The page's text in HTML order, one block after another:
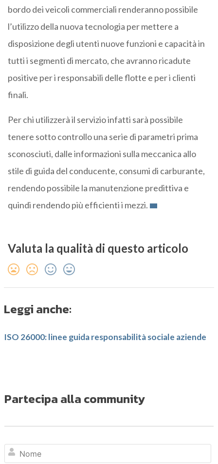
bordo dei veicoli commerciali renderanno possibile
l’utilizzo della nuova tecnologia per mettere a
disposizione degli utenti nuove funzioni e capacità in
tutti i segmenti di mercato, che avranno ricadute
positive per i responsabili delle flotte e per i clienti
finali.
Per chi utilizzerà il servizio infatti sarà possibile
tenere sotto controllo una serie di parametri prima
sconosciuti, dalle informazioni sulla meccanica allo
stile di guida del conducente, consumi di carburante,
rendendo possibile la manutenzione predittiva e
quindi rendendo più efficienti i mezzi.
Valuta la qualità di questo articolo
Leggi anche:
ISO 26000: linee guida responsabilità sociale aziende
Partecipa alla community